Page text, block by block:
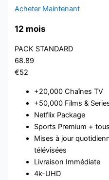
Acheter Maintenant
12 mois
PACK STANDARD
68.89
€52
+20,000 Chaînes TV
+50,000 Films &
Netflix Package
Sports Premium +
Mises à jour
télévisées
Livraison Immédiate
4k-UHD